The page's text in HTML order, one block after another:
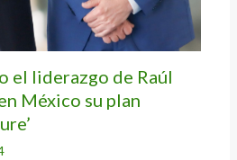
el liderazgo de Raúl
México su plan